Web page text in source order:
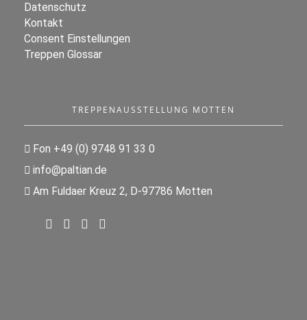
Datenschutz
Kontakt
Consent Einstellungen
Treppen Glossar
TREPPENAUSSTELLUNG MOTTEN
Fon +49 (0) 9748 91 33 0
info@paltian.de
Am Fuldaer Kreuz 2, D-97786 Motten